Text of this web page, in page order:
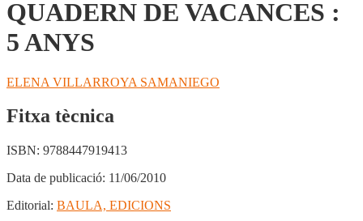
QUADERN DE VACANCES :
5 ANYS
ELENA VILLARROYA SAMANIEGO
Fitxa tècnica
ISBN: 9788447919413
Data de publicació: 11/06/2010
Editorial: BAULA, EDICIONS